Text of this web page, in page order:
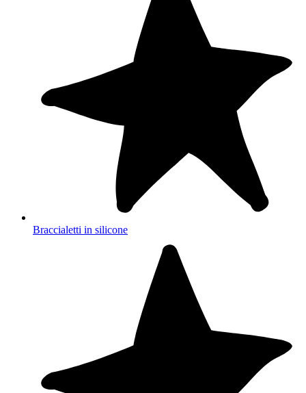
Braccialetti in silicone